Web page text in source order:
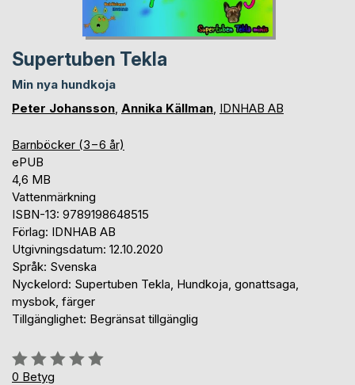
Supertuben Tekla
Min nya hundkoja
Peter Johansson Annika Källman IDNHAB AB
Barnböcker (3−6 år)
ePUB
4,6 MB
Vattenmärkning
ISBN-13: 9789198648515
Förlag: IDNHAB AB
Utgivningsdatum: 12.10.2020
Språk: Svenska
Nyckelord: Supertuben Tekla, Hundkoja, gonattsaga,
mysbok, färger
Tillgänglighet: Begränsat tillgänglig
Betyg::
0%
0 Betyg